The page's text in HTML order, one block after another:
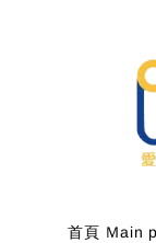
首頁 Ｍain